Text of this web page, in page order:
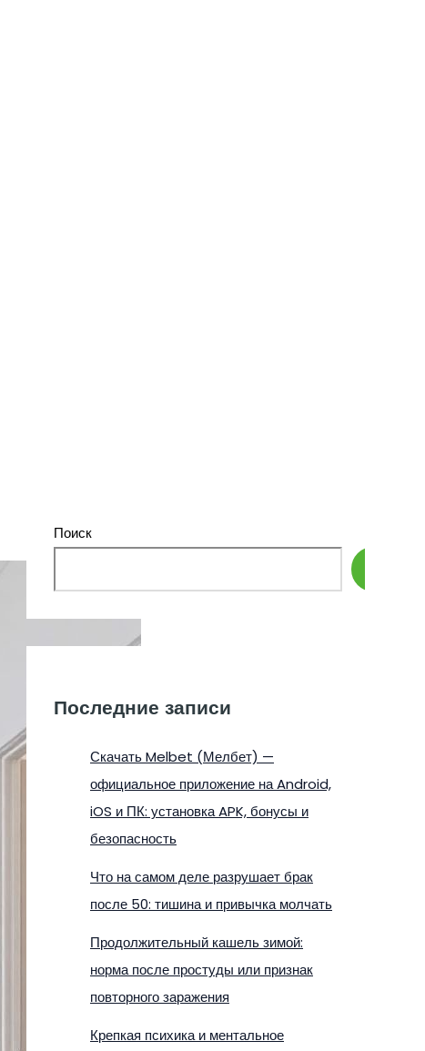
Поиск
Последние записи
Скачать Melbet (Мелбет) —
официальное приложение на Android,
iOS и ПК: установка APK, бонусы и
безопасность
Что на самом деле разрушает брак
после 50: тишина и привычка молчать
Продолжительный кашель зимой:
норма после простуды или признак
повторного заражения
Крепкая психика и ментальное